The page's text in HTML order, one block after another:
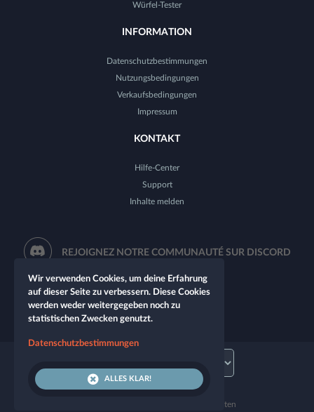
Würfel-Tester
INFORMATION
Datenschutzbestimmungen
Nutzungsbedingungen
Verkaufsbedingungen
Impressum
KONTAKT
Hilfe-Center
Support
Inhalte melden
REJOIGNEZ NOTRE COMMUNAUTÉ SUR DISCORD
© 2026 Let's Role. Alle Rechte vorbehalten
Wir verwenden Cookies, um deine Erfahrung
auf dieser Seite zu verbessern. Diese Cookies
werden weder weitergegeben noch zu
statistischen Zwecken genutzt.
Datenschutzbestimmungen
ALLES KLAR!